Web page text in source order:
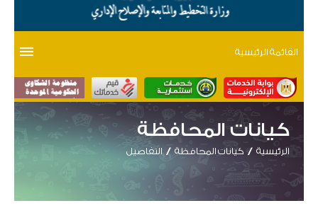
القائمة الرئيسية
كيانات المحافظة
الرئيسية كيانات المحافظة التفاصيل